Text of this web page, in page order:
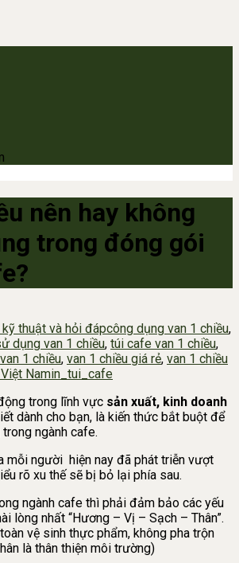
nên hay không
trong đóng gói
kỹ thuật và hỏi đápcông dụng van 1 chiều,
dụng van 1 chiều, túi cafe van 1 chiều,
van 1 chiều, van 1 chiều giá rẻ, van 1 chiều
Namin_tui_cafe
trong lĩnh vực sản xuất, kinh doanh
dành cho bạn, là kiến thức bắt buột để
ngành cafe.
mỗi người hiện nay đã phát triễn vượt
rõ xu thế sẽ bị bỏ lại phía sau.
ngành cafe thì phải đảm bảo các yếu
lòng nhất “Hương – Vị – Sạch – Thân”.
vệ sinh thực phẩm, không pha trộn
là thân thiện môi trường)